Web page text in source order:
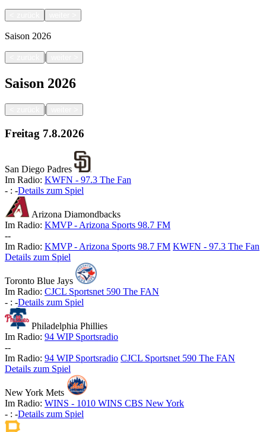
Saison 2026
|
Saison 2026
|
Freitag 7.8.2026
San Diego Padres
Im Radio: KWFN - 97.3 The Fan
- : -Details zum Spiel
Arizona Diamondbacks
Im Radio: KMVP - Arizona Sports 98.7 FM
--
Im Radio: KMVP - Arizona Sports 98.7 FM KWFN - 97.3 The Fan
Details zum Spiel
Toronto Blue Jays
Im Radio: CJCL Sportsnet 590 The FAN
- : -Details zum Spiel
Philadelphia Phillies
Im Radio: 94 WIP Sportsradio
--
Im Radio: 94 WIP Sportsradio CJCL Sportsnet 590 The FAN
Details zum Spiel
New York Mets
Im Radio: WINS - 1010 WINS CBS New York
- : -Details zum Spiel